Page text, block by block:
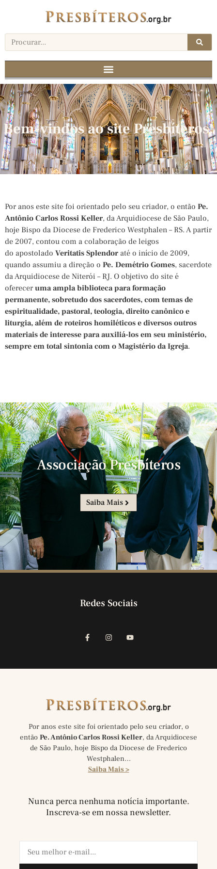
Bem-vindos ao site Presbíteros!
Por anos este site foi orientado pelo seu criador, o então Pe.
Antônio Carlos Rossi Keller, da Arquidiocese de São Paulo,
hoje Bispo da Diocese de Frederico Westphalen – RS. A partir
de 2007, contou com a colaboração de leigos
do apostolado Veritatis Splendor até o início de 2009,
quando assumiu a direção o Pe. Demétrio Gomes, sacerdote
da Arquidiocese de Niterói – RJ. O objetivo do site é
ofereceruma ampla biblioteca para formação
permanente, sobretudo dos sacerdotes, com temas de
espiritualidade, pastoral, teologia, direito canônico e
liturgia, além de roteiros homiléticos e diversos outros
materiais de interesse para auxiliá-los em seu ministério,
sempre em total sintonia com o Magistério da Igreja.
Associação Presbíteros
Saiba Mais
Redes Sociais
Por anos este site foi orientado pelo seu criador, o
então Pe. Antônio Carlos Rossi Keller, da Arquidiocese
de São Paulo, hoje Bispo da Diocese de Frederico
Westphalen…
Saiba Mais >
Nunca perca nenhuma notícia importante.
Inscreva-se em nossa newsletter.